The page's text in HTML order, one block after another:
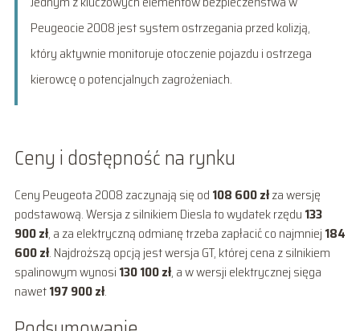
Peugeocie 2008 jest system ostrzegania przed kolizją,
który aktywnie monitoruje otoczenie pojazdu i ostrzega
kierowcę o potencjalnych zagrożeniach.
Ceny i dostępność na rynku
Ceny Peugeota 2008 zaczynają się od 108 600 złza wersję
podstawową. Wersja z silnikiem Diesla to wydatek rzędu 133
900 zł, a za elektryczną odmianę trzeba zapłacić co najmniej 184
600 zł. Najdroższą opcją jest wersja GT, której cena z silnikiem
spalinowym wynosi 130 100 zł, a w wersji elektrycznej sięga
nawet197 900 zł.